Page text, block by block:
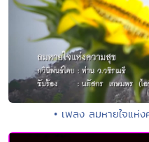
• เพลง ลมหายใจแห่